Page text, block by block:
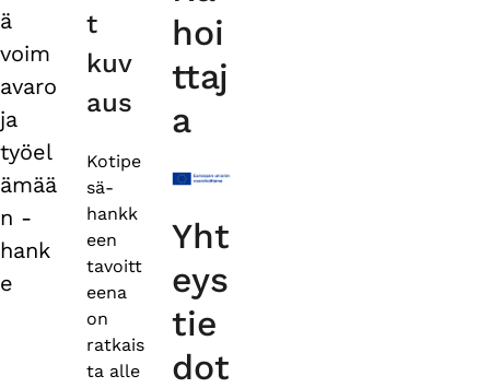
ä
voim
avaro
ja
työel
ämää
n -
hank
e
t
kuv
aus
Kotipe
sä-
hankk
een
tavoitt
eena
on
ratkais
ta alle
hoi
ttaj
a
Yht
eys
tie
dot